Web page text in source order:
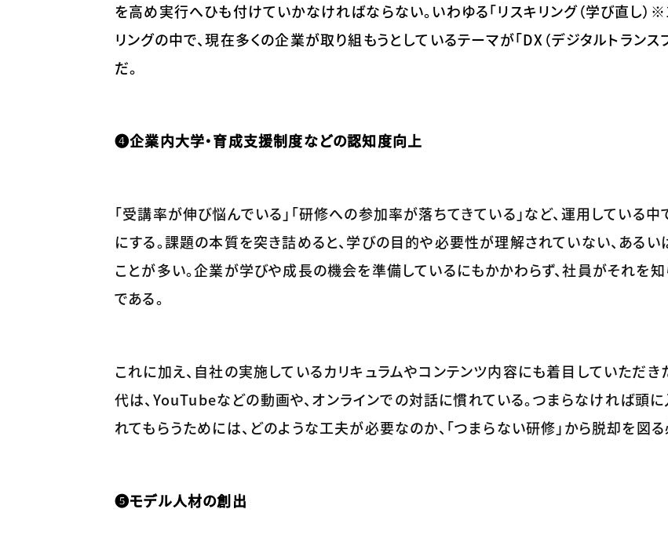
を高め実行へひも付けていかなければならない。いわゆる「リスキリング（学び直し）※1
リングの中で、現在多くの企業が取り組もうとしているテーマが「DX（デジタルトランスフ
だ。
❹企業内大学・育成支援制度などの認知度向上
「受講率が伸び悩んでいる」「研修への参加率が落ちてきている」など、運用している
にする。課題の本質を突き詰めると、学びの目的や必要性が理解されていない、ある
ことが多い。企業が学びや成長の機会を準備しているにもかかわらず、社員がそれを
である。
これに加え、自社の実施しているカリキュラムやコンテンツ内容にも着目していただき
代は、YouTubeなどの動画や、オンラインでの対話に慣れている。つまらなければ頭に
れてもらうためには、どのような工夫が必要なのか、「つまらない研修」から脱却を図る
❺モデル人材の創出